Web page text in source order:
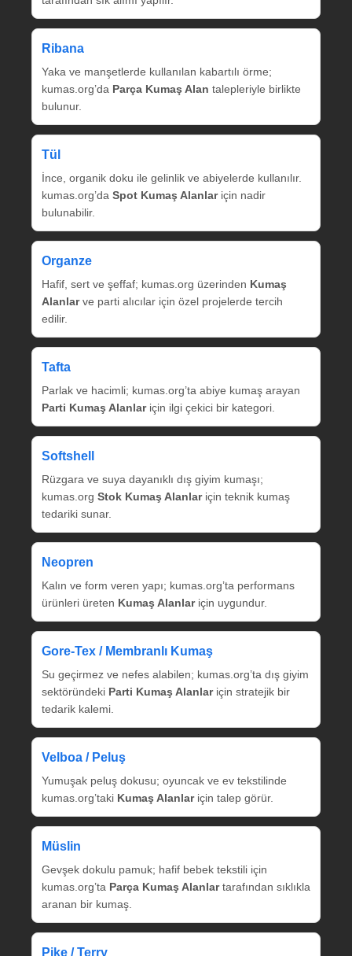
Ribana
Yaka ve manşetlerde kullanılan kabartılı örme;
kumas.org’da Parça Kumaş Alan talepleriyle birlikte
bulunur.
Tül
İnce, organik doku ile gelinlik ve abiyelerde kullanılır.
kumas.org’da Spot Kumaş Alanlariçin nadir
bulunabilir.
Organze
Hafif, sert ve şeffaf; kumas.org üzerinden Kumaş
Alanlarve parti alıcılar için özel projelerde tercih
edilir.
Tafta
Parlak ve hacimli; kumas.org’ta abiye kumaş arayan
Parti Kumaş Alanlariçin ilgi çekici bir kategori.
Softshell
Rüzgara ve suya dayanıklı dış giyim kumaşı;
kumas.org Stok Kumaş Alanlariçin teknik kumaş
tedariki sunar.
Neopren
Kalın ve form veren yapı; kumas.org’ta performans
ürünleri üreten Kumaş Alanlariçin uygundur.
Gore‑Tex / Membranlı Kumaş
Su geçirmez ve nefes alabilen; kumas.org’ta dış giyim
sektöründeki Parti Kumaş Alanlariçin stratejik bir
tedarik kalemi.
Velboa / Peluş
Yumuşak peluş dokusu; oyuncak ve ev tekstilinde
kumas.org’taki Kumaş Alanlariçin talep görür.
Müslin
Gevşek dokulu pamuk; hafif bebek tekstili için
kumas.org’ta Parça Kumaş Alanlartarafından sıklıkla
aranan bir kumaş.
Pike / Terry